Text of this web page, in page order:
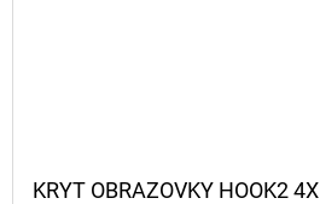
KRYT OBRAZOVKY HOOK2 4X